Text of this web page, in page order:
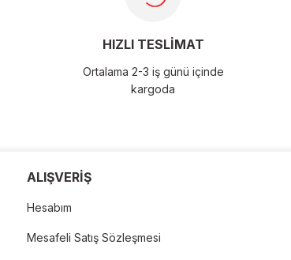
HIZLI TESLİMAT
Ortalama 2-3 iş günü içinde
kargoda
ALIŞVERİŞ
Hesabım
Mesafeli Satış Sözleşmesi